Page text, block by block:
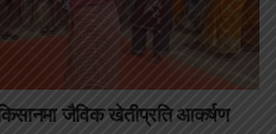
जैविक खेतीप्रति आकर्षण